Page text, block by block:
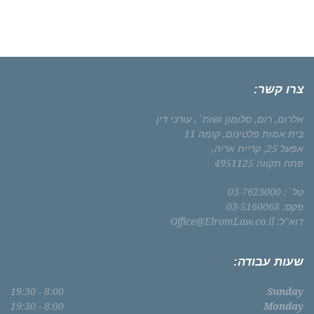
צרו קשר:
אלרום, רום, סלומון ושות`, עורכי דין
בית אמות פלטינום, קומה 11
אפעל 25, קריית אריה,
פתח תקווה 4951125
טל`: 03-7623000
פקס: 03-5160068
דוא"ל: Office@ElromLaw.co.il
שעות עבודה:
Sunday
8:00 - 19:30
Monday
8:00 - 19:30